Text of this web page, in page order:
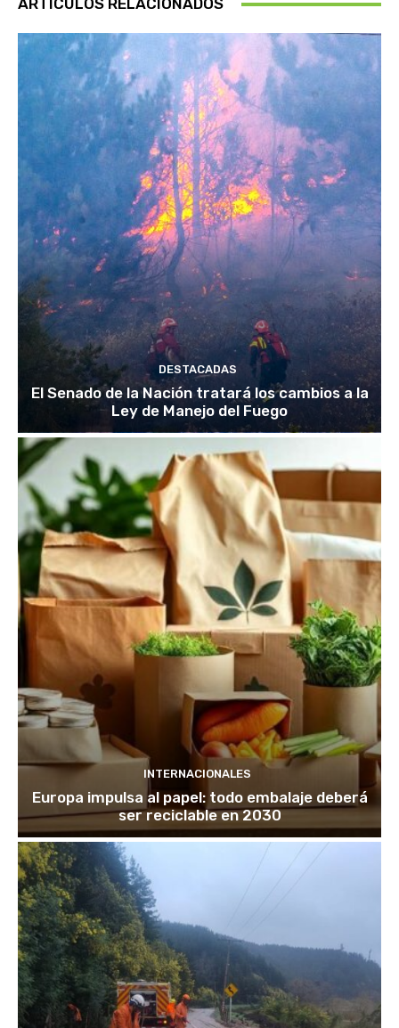
ARTÍCULOS RELACIONADOS
DESTACADAS
El Senado de la Nación tratará los cambios a la
Ley de Manejo del Fuego
INTERNACIONALES
Europa impulsa al papel: todo embalaje deberá
ser reciclable en 2030